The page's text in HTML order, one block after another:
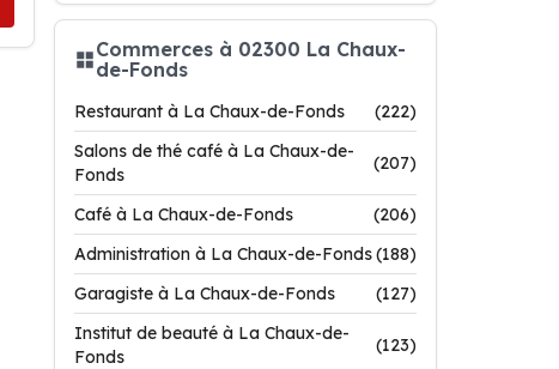
Commerces à 02300 La Chaux-
de-Fonds
Restaurant à La Chaux-de-Fonds
(222)
Salons de thé café à La Chaux-de-
Fonds
(207)
Café à La Chaux-de-Fonds
(206)
Administration à La Chaux-de-Fonds(188)
Garagiste à La Chaux-de-Fonds
(127)
Institut de beauté à La Chaux-de-
Fonds
(123)